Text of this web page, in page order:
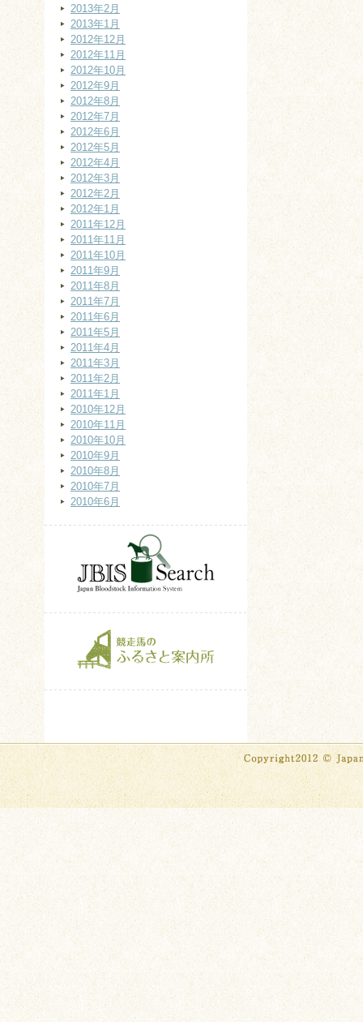
2013年2月
2013年1月
2012年12月
2012年11月
2012年10月
2012年9月
2012年8月
2012年7月
2012年6月
2012年5月
2012年4月
2012年3月
2012年2月
2012年1月
2011年12月
2011年11月
2011年10月
2011年9月
2011年8月
2011年7月
2011年6月
2011年5月
2011年4月
2011年3月
2011年2月
2011年1月
2010年12月
2010年11月
2010年10月
2010年9月
2010年8月
2010年7月
2010年6月